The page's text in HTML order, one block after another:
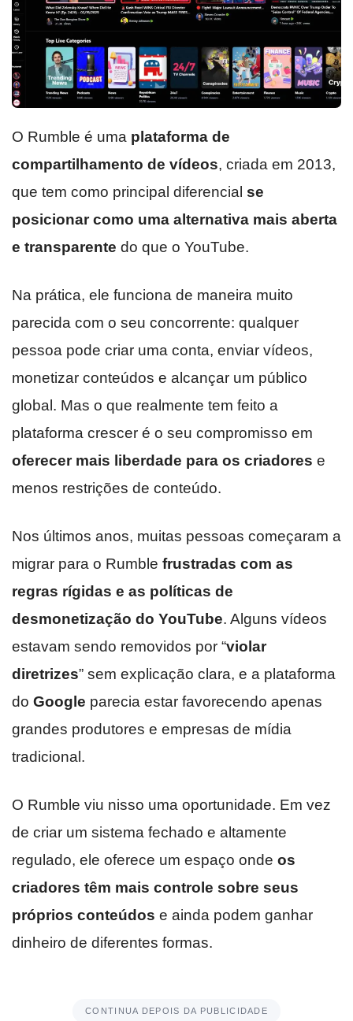
O Rumble é uma plataforma de
compartilhamento de vídeos, criada em 2013,
que tem como principal diferencial se
posicionar como uma alternativa mais aberta
e transparente do que o YouTube.
Na prática, ele funciona de maneira muito
parecida com o seu concorrente: qualquer
pessoa pode criar uma conta, enviar vídeos,
monetizar conteúdos e alcançar um público
global. Mas o que realmente tem feito a
plataforma crescer é o seu compromisso em
oferecer mais liberdade para os criadores e
menos restrições de conteúdo.
Nos últimos anos, muitas pessoas começaram a
migrar para o Rumble frustradas com as
regras rígidas e as políticas de
desmonetização do YouTube. Alguns vídeos
estavam sendo removidos por “violar
diretrizes” sem explicação clara, e a plataforma
do Google parecia estar favorecendo apenas
grandes produtores e empresas de mídia
tradicional.
O Rumble viu nisso uma oportunidade. Em vez
de criar um sistema fechado e altamente
regulado, ele oferece um espaço onde os
criadores têm mais controle sobre seus
próprios conteúdos e ainda podem ganhar
dinheiro de diferentes formas.
CONTINUA DEPOIS DA PUBLICIDADE